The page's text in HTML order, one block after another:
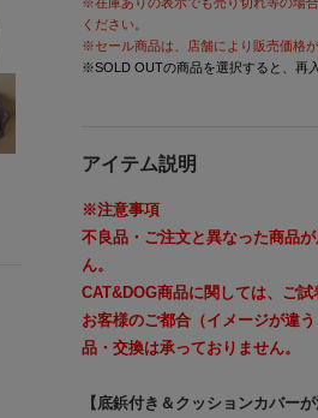
ください。
※セール商品は、店舗により販売価格
※SOLD OUTの商品を選択すると、再
アイテム説明
※注意事項
不良品・ご注文と異なった商品
ん。
CAT&DOG商品に関しては、ご
お客様のご都合（イメージが違
品・交換は承っておりません。
【底鋲付き＆クッションカバー